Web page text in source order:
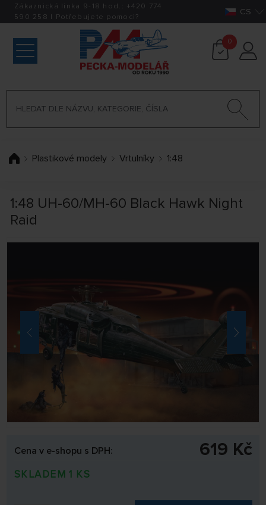
Zákaznická linka 9-18 hod.: +420 774
590 258 | Potřebujete pomoci? CS
0
Plastikové modely Vrtulníky 1:48
1:48 UH-60/MH-60 Black Hawk Night
Raid
Cena v e-shopu s DPH: 619 Kč
SKLADEM 1 KS